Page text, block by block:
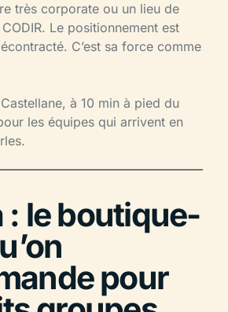
très corporate ou un lieu de
Le positionnement est
C’est sa force comme
à 10 min à pied du
les équipes qui arrivent en
: le boutique-
pour